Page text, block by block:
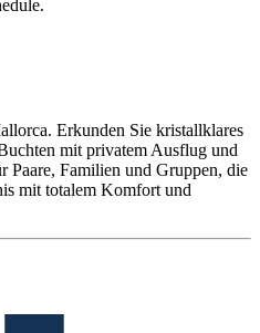
Erkunden Sie kristallklares
mit privatem Ausflug und
Paare, Familien und Gruppen, die
mit totalem Komfort und